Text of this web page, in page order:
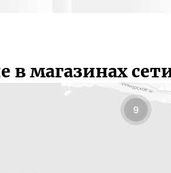
в магазинах